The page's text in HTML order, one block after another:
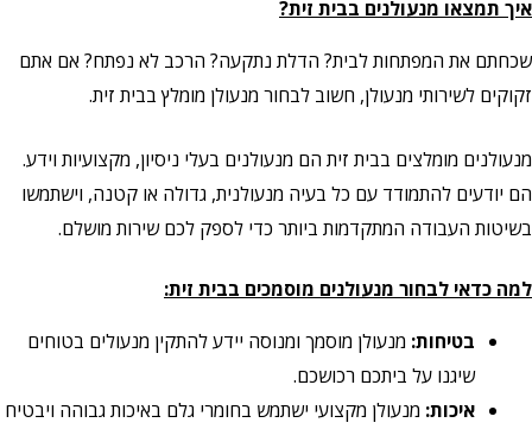
איך תמצאו מנעולנים בבית זית?
שכחתם את המפתחות לבית? הדלת נתקעה? הרכב לא נפתח? אם אתם
זקוקים לשירותי מנעולן, חשוב לבחור מנעולן מומלץ בבית זית.
מנעולנים מומלצים בבית זית הם מנעולנים בעלי ניסיון, מקצועיות וידע.
הם יודעים להתמודד עם כל בעיה מנעולנית, גדולה או קטנה, וישתמשו
בשיטות העבודה המתקדמות ביותר כדי לספק לכם שירות מושלם.
למה כדאי לבחור מנעולנים מוסמכים בבית זית:
בטיחות: מנעולן מוסמך ומנוסה יידע להתקין מנעולים בטוחים
שיגנו על ביתכם רכושכם.
איכות: מנעולן מקצועי ישתמש בחומרי גלם באיכות גבוהה ויבטיח